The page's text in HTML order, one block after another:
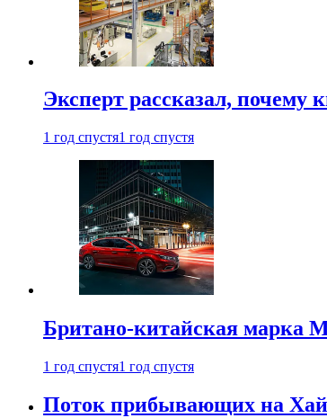
Эксперт рассказал, почему
1 год спустя1 год спустя
Британо-китайская марка
1 год спустя1 год спустя
Поток прибывающих на